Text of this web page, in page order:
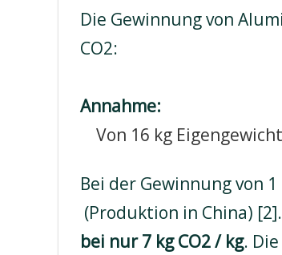
Die Gewinnung von
CO2:
Annahme:
Von 16 kg
Bei der Gewinnung von
(Produktion in China) [2].
bei nur 7 kg CO2 / kg.